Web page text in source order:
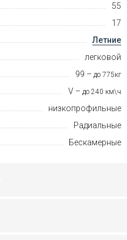
55
17
Летние
легковой
99 – до 775кг
V – до 240 км\ч
низкопрофильные
Радиальные
Бескамерные